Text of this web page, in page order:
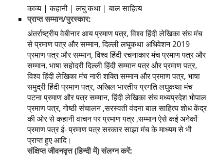
काव्य | कहानी | लघु कथा | बाल साहित्य
प्राप्त सम्मान/पुरस्कार:
अंतर्राष्ट्रीय वेबीनार आय प्रमाण पत्र, विश्व हिंदी लेखिका संघ मंच
से प्रमाण पत्र और सम्मान, दिल्ली लघुकथा अधिवेशन 2019
प्रमाण पत्र और सम्मान, विश्व हिंदी रचनाकार मंच प्रमाण पत्र और
सम्मान, भाषा सहोदरी दिल्ली हिंदी सम्मान पत्र और प्रमाण पत्र,
विश्व हिंदी लेखिका मंच नारी शक्ति सम्मान और प्रमाण पत्र, भाषा
समुद्री हिंदी प्रमाण पत्र, अखिल भारतीय प्रगति लघुकथा मंच
पटना प्रमाण और पत्र सम्मान, हिंदी लेखिका संघ मध्यप्रदेश भोपाल
प्रमाण पत्र, गोष्ठी संचालन ,सरस्वती वंदना बाल साहित्य शोध केंद्र
की ओर से कहानी वाचन पर प्रमाण पत्र ,सम्मान ऐसे कई अनेकों
प्रमाण पत्र ई- प्रमाण पत्र सरकार साझा मंच के माध्यम से भी
प्राप्त हुए आदि।
संक्षिप्त जीवनवृत्त (हिन्दी में) संलग्न करें: